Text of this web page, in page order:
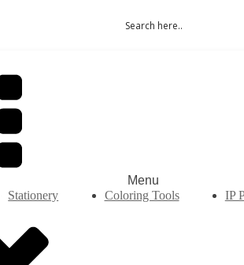
Menu
Stationery Coloring Tools IP